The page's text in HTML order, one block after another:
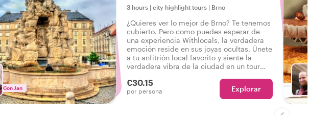
Con Jan
3 hours | city highlight tours | Brno
¿Quieres ver lo mejor de Brno? Te tenemos
cubierto. Pero como puedes esperar de
una experiencia Withlocals, la verdadera
emoción reside en sus joyas ocultas. Únete
a tu anfitrión local favorito y siente la
verdadera vibra de la ciudad en un tour
¡He experimentado el verdadero Brno!
€30.15
por persona Explorar